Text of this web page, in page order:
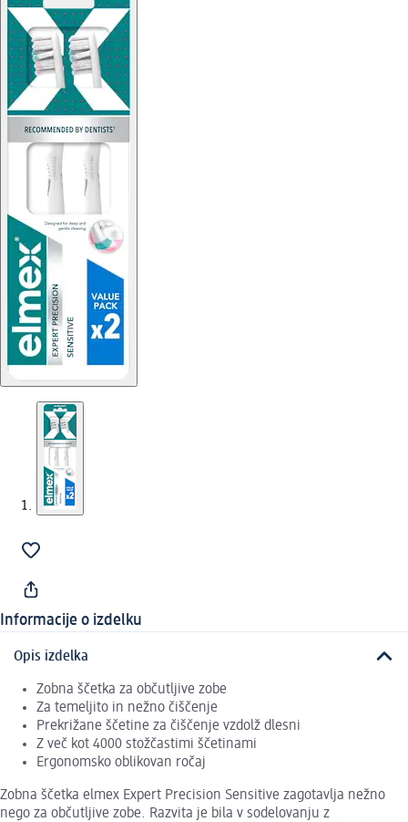
Informacije o izdelku
Opis izdelka
Zobna ščetka za občutljive zobe
Za temeljito in nežno čiščenje
Prekrižane ščetine za čiščenje vzdolž dlesni
Z več kot 4000 stožčastimi ščetinami
Ergonomsko oblikovan ročaj
Zobna ščetka elmex Expert Precision Sensitive zagotavlja nežno
nego za občutljive zobe. Razvita je bila v sodelovanju z